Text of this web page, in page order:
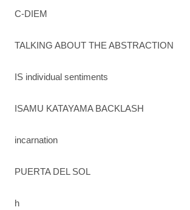
C-DIEM
TALKING ABOUT THE ABSTRACTION
IS individual sentiments
ISAMU KATAYAMA BACKLASH
incarnation
PUERTA DEL SOL
h